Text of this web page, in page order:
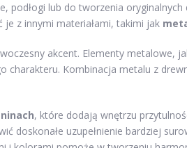
podłogi lub do tworzenia
z innymi materiałami, takimi jak
akcent. Elementy metalowe,
charakteru. Kombinacja metalu z
, które dodają wnętrzu
doskonałe uzupełnienie bardziej